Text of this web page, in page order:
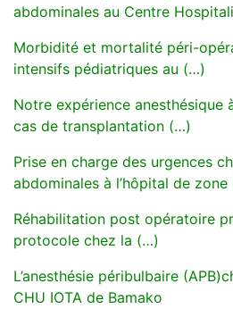
abdominales au Centre
Morbidité et mortalité péri-
intensifs pédiatriques au (…)
Notre expérience anesthésique
cas de transplantation (…)
Prise en charge des urgences
abdominales à l’hôpital de
Réhabilitation post opératoire
protocole chez la (…)
L’anesthésie péribulbaire
CHU IOTA de Bamako